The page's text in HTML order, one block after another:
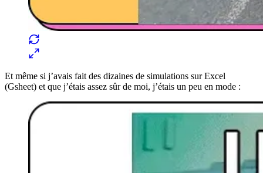
Et même si j’avais fait des dizaines de simulations sur Excel
(Gsheet) et que j’étais assez sûr de moi, j’étais un peu en mode :